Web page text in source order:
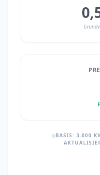
BASIS: 3.000